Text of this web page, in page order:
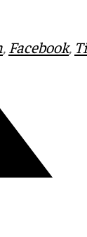
, Facebook,